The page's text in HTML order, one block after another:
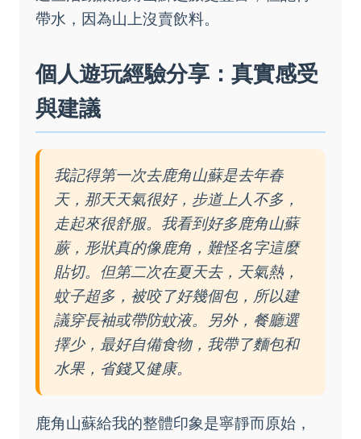
帶水，因為山上沒賣飲料。
個人遊玩經驗分享：真實感受
與建議
我記得第一次去鹿角山蘇是去年春
天，那天天氣很好，步道上人不多，
走起來很舒服。我看到好多鹿角山蘇
蕨，形狀真的像鹿角，難怪名字這麼
貼切。但第二次在夏天去，天氣熱，
蚊子超多，被咬了好幾個包，所以建
議穿長袖或帶防蚊液。另外，餐廳選
擇少，最好自備食物，我帶了麵包和
水果，省錢又健康。
鹿角山蘇給我的整體印象是寧靜而原始，